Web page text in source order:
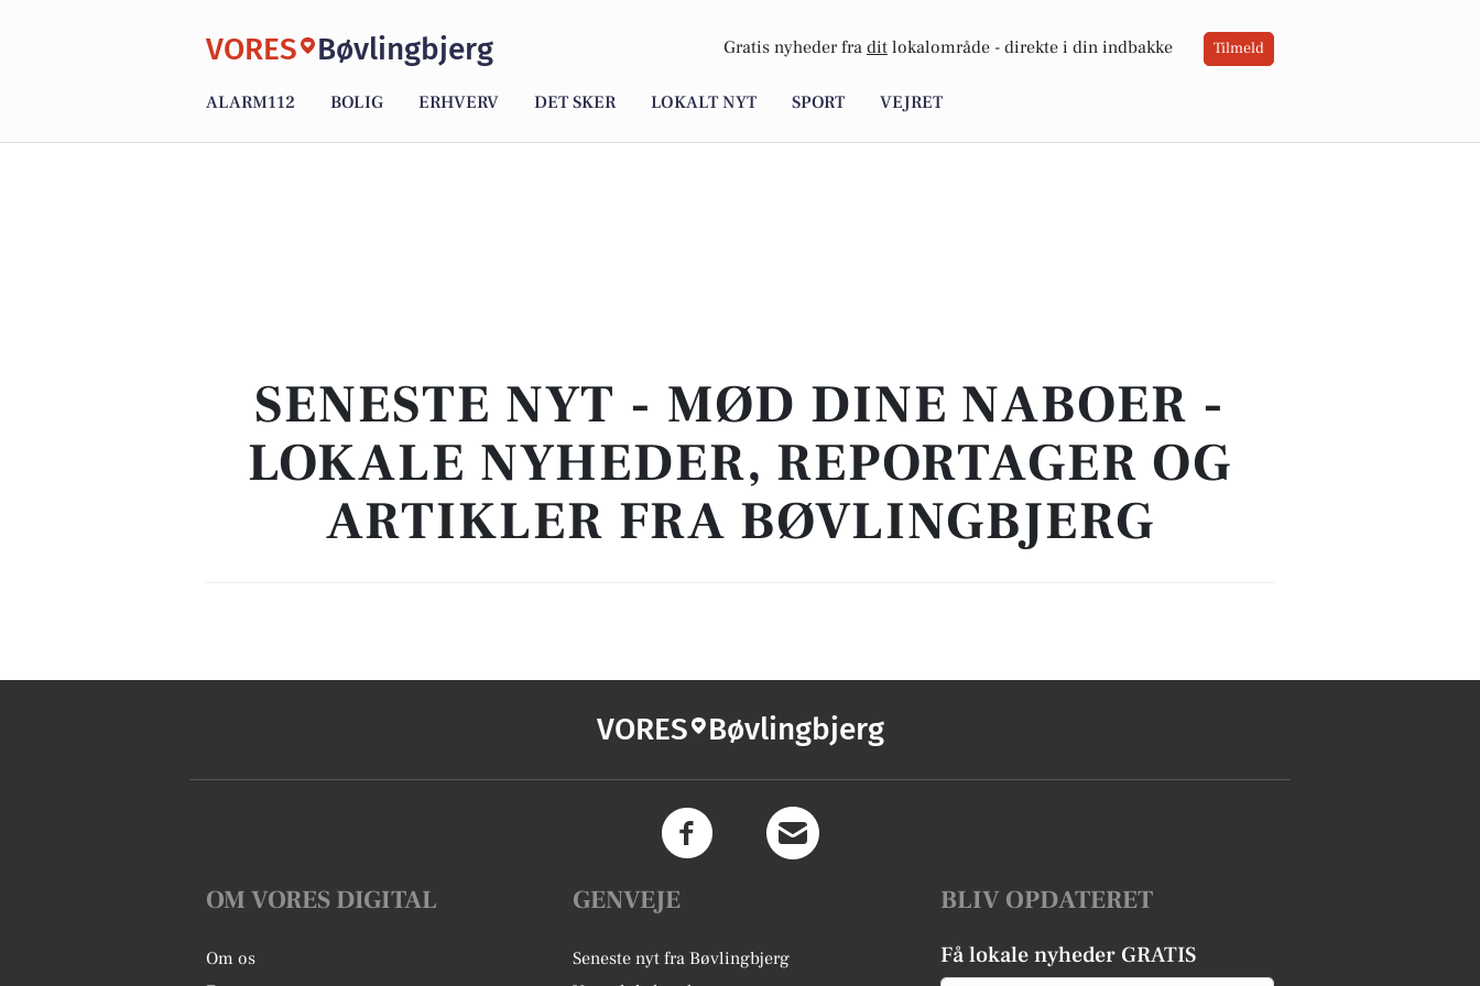
VORES Bøvlingbjerg Gratis nyheder fra dit lokalområde - direkte i din indbakke Tilmeld
ALARM112 BOLIG ERHVERV DET SKER LOKALT NYT SPORT VEJRET
SENESTE NYT - MØD DINE NABOER -
LOKALE NYHEDER, REPORTAGER OG
ARTIKLER FRA BØVLINGBJERG
VORES Bøvlingbjerg
OM VORES DIGITAL
Om os
GENVEJE
Seneste nyt fra Bøvlingbjerg
BLIV OPDATERET
Få lokale nyheder GRATIS